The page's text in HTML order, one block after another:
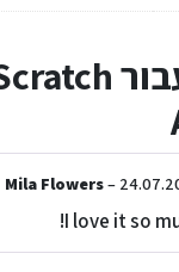
Scratch
Mila Flowers–
I love it so